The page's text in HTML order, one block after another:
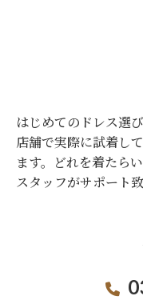
はじめてのドレス選
店舗で実際に試着し
ます。
どれを着たら
スタッフがサポート致